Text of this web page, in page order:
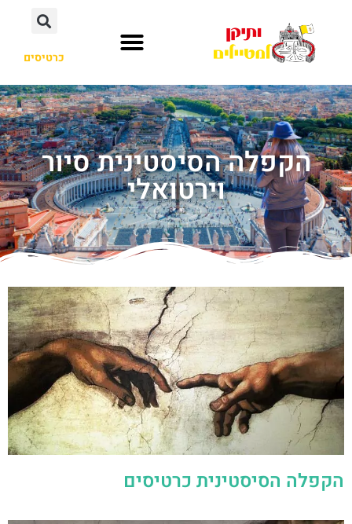
כרטיסים
הקפלה הסיסטינית סיור
וירטואלי
הקפלה הסיסטינית כרטיסים